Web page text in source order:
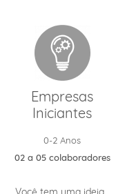
Empresas
Iniciantes
0-2 Anos
02 a 05 colaboradores